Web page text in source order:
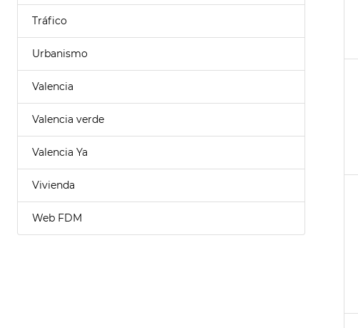
Tráfico
Urbanismo
Valencia
Valencia verde
Valencia Ya
Vivienda
Web FDM